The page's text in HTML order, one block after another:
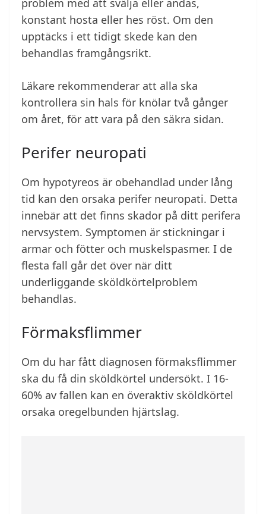
problem med att svälja eller andas,
konstant hosta eller hes röst. Om den
upptäcks i ett tidigt skede kan den
behandlas framgångsrikt.
Läkare rekommenderar att alla ska
kontrollera sin hals för knölar två gånger
om året, för att vara på den säkra sidan.
Perifer neuropati
Om hypotyreos är obehandlad under lång
tid kan den orsaka perifer neuropati. Detta
innebär att det finns skador på ditt perifera
nervsystem. Symptomen är stickningar i
armar och fötter och muskelspasmer. I de
flesta fall går det över när ditt
underliggande sköldkörtelproblem
behandlas.
Förmaksflimmer
Om du har fått diagnosen förmaksflimmer
ska du få din sköldkörtel undersökt. I 16-
60% av fallen kan en överaktiv sköldkörtel
orsaka oregelbunden hjärtslag.